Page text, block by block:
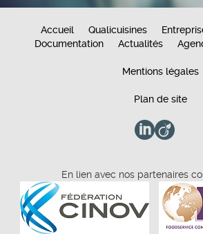
Accueil Qualicuisines
Documentation
Actualités
Mentions légales
Plan de site
En lien avec nos partenaires